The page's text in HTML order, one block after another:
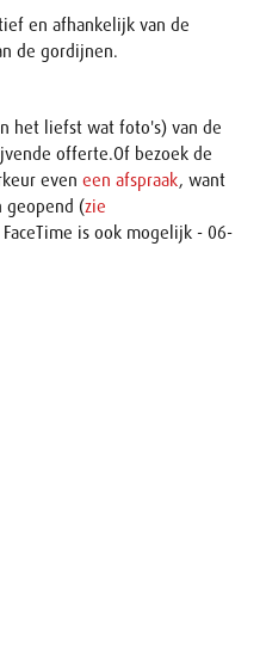
en afhankelijk van de
de gordijnen.
het liefst wat foto's) van de
offerte.Of bezoek de
even een afspraak, want
geopend (zie
is ook mogelijk - 06-